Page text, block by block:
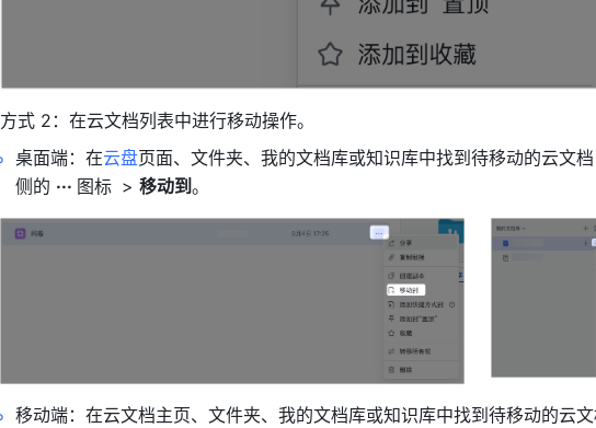
方式 2：在云文档列表中进行移动操作。
桌面端： 在云盘页面、文件夹、我的文档库或知识库中找到待移动的云文
侧的 ··· 图标 > 移动到。
移动端：在云文档主页、文件夹、我的文档库或知识库中找到待移动的云